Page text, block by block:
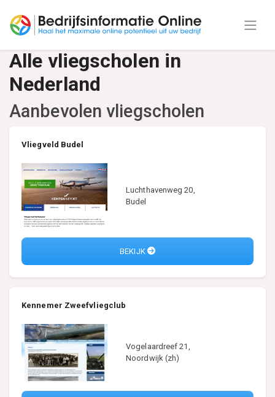
Alle vliegscholen in
Nederland
Aanbevolen vliegscholen
Vliegveld Budel
Luchthavenweg 20,
Budel
BEKIJK
Kennemer Zweefvliegclub
Vogelaardreef 21,
Noordwijk (zh)